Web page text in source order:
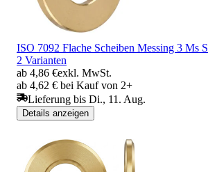
ISO 7092 Flache Scheiben Messing 3 Ms S
2 Varianten
ab 4,86 €exkl. MwSt.
ab 4,62 € bei Kauf von 2+
Lieferung bis Di., 11. Aug.
Details anzeigen